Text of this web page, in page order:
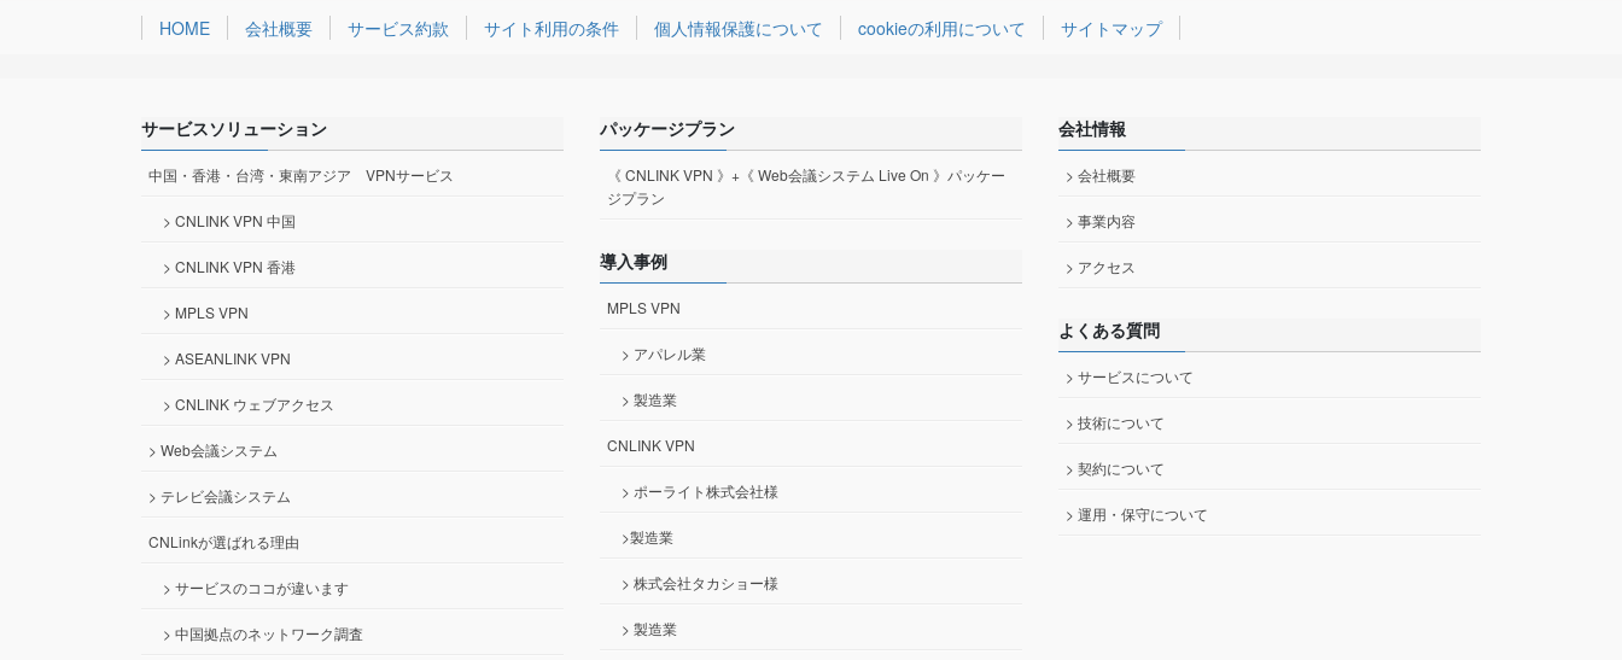
HOME 会社概要 サービス約款 サイト利用の条件 個人情報保護について cookieの利用について サイトマップ
サービスソリューション
中国・香港・台湾・東南アジア VPNサービス
> CNLINK VPN 中国
> CNLINK VPN 香港
> MPLS VPN
> ASEANLINK VPN
> CNLINK ウェブアクセス
> Web会議システム
> テレビ会議システム
CNLinkが選ばれる理由
> サービスのココが違います
> 中国拠点のネットワーク調査
パッケージプラン
《 CNLINK VPN 》+《 Web会議システム Live On 》パッケー
ジプラン
導入事例
MPLS VPN
> アパレル業
> 製造業
CNLINK VPN
> ポーライト株式会社様
>製造業
> 株式会社タカショー様
> 製造業
会社情報
> 会社概要
> 事業内容
> アクセス
よくある質問
> サービスについて
> 技術について
> 契約について
> 運用・保守について